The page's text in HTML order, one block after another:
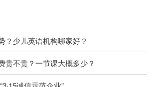
？少儿英语机构哪家好？
贵不贵？一节课大概多少？